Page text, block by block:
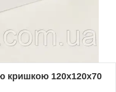
кришкою 120х120х70